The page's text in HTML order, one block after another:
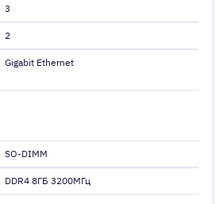
3
2
Gigabit Ethernet
SO-DIMM
DDR4 8ГБ 3200МГц